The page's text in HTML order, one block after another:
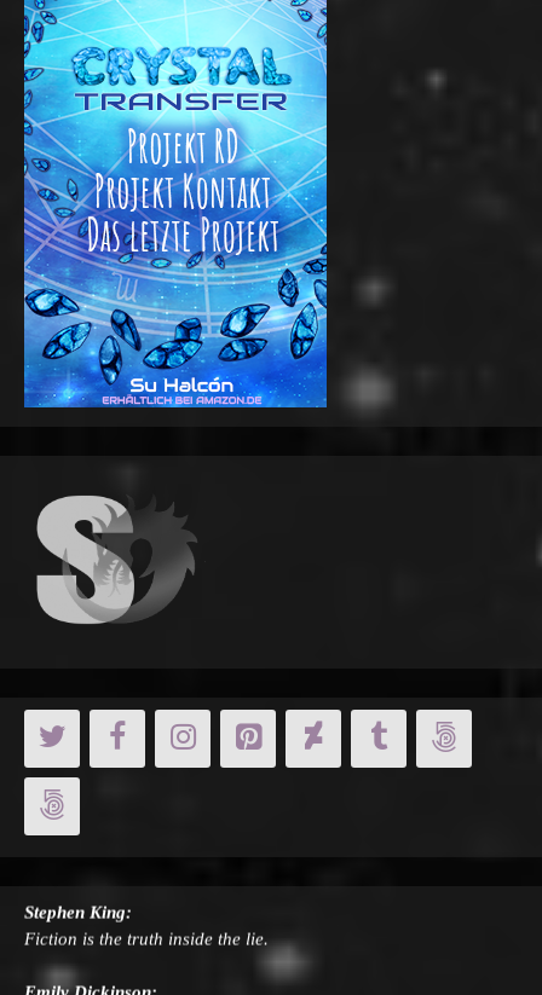
Cicero:
A room without books is like a body without a soul.
Emily Dickinson:
Ich kenne nichts auf der Welt, das eine solche Macht hat, wie